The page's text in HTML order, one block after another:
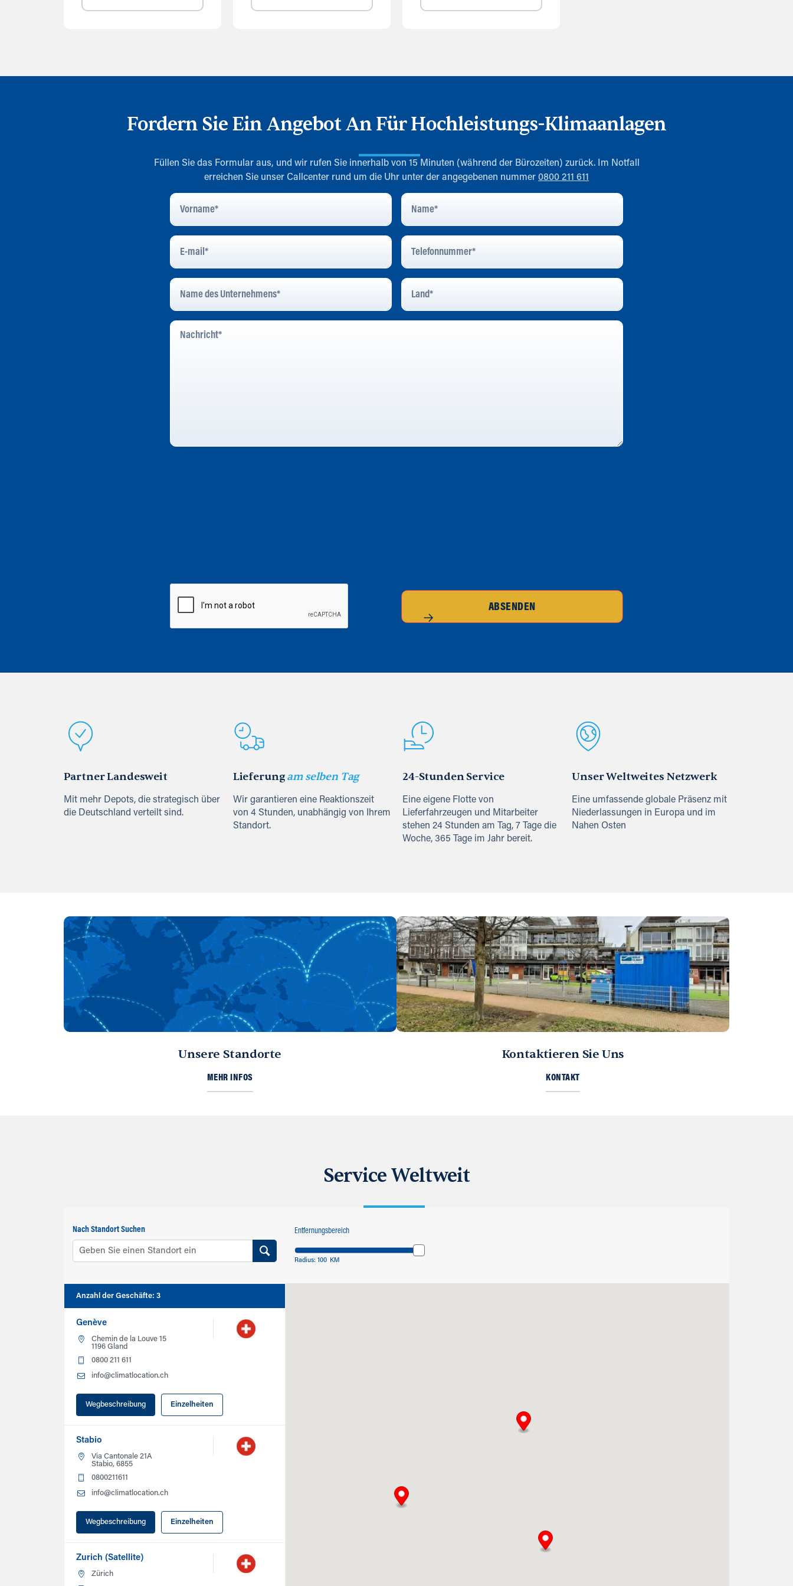
Fordern Sie Ein Angebot An Für Hochleistungs-Klimaanlagen
Füllen Sie das Formular aus, und wir rufen Sie innerhalb von 15 Minuten (während der Bürozeiten) zurück. Im Notfall
erreichen Sie unser Callcenter rund um die Uhr unter der angegebenen nummer 0800 211 611
Vorname Name
E-
Mail*
Telefonnummer
Name
Des
Unternehmens
Land
Nachricht
CAPTCHA
ABSENDEN
Partner Landesweit
Mit mehr Depots, die strategisch über
die Deutschland verteilt sind.
Lieferungam selben Tag
Wir garantieren eine Reaktionszeit
von 4 Stunden, unabhängig von Ihrem
Standort.
24-Stunden Service
Eine eigene Flotte von
Lieferfahrzeugen und Mitarbeiter
stehen 24 Stunden am Tag, 7 Tage die
Woche, 365 Tage im Jahr bereit.
Unser Weltweites Netzwerk
Eine umfassende globale Präsenz mit
Niederlassungen in Europa und im
Nahen Osten
Unsere Standorte
MEHR INFOS
Kontaktieren Sie Uns
KONTAKT
Service Weltweit
Nach Standort Suchen Entfernungsbereich
Radius: 100 KM
Anzahl der Geschäfte: 3
Genève
Chemin de la Louve 15
1196 Gland
0800 211 611
info@climatlocation.ch
Wegbeschreibung Einzelheiten
Stabio
Via Cantonale 21A
Stabio, 6855
0800211611
info@climatlocation.ch
Wegbeschreibung Einzelheiten
Zurich (Satellite)
Zürich